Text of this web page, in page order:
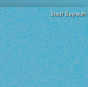
Stadt Bayreuth